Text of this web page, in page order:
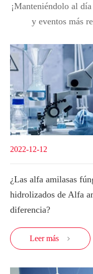
¡Manteniéndolo al
y eventos más
2022-12-12
¿Las alfa amilasas
hidrolizados de Alfa
diferencia?
Leer más 